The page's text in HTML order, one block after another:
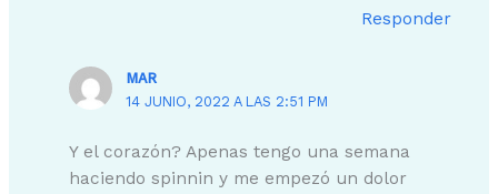
Responder
MAR
14 JUNIO, 2022 A LAS 2:51 PM
Y el corazón? Apenas tengo una semana
haciendo spinnin y me empezó un dolor